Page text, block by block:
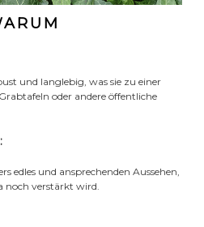
und langlebig, was sie zu einer
oder andere öffentliche
edles und ansprechenden Aussehen,
noch verstärkt wird.